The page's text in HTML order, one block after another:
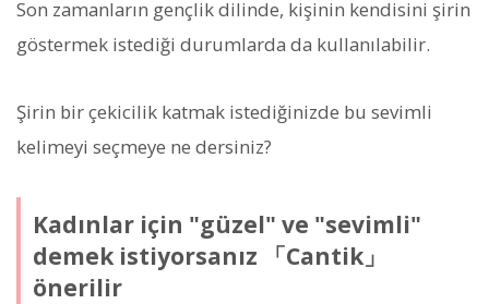
Son zamanların gençlik dilinde, kişinin kendisini şirin
göstermek istediği durumlarda da kullanılabilir.
Şirin bir çekicilik katmak istediğinizde bu sevimli
kelimeyi seçmeye ne dersiniz?
Kadınlar için "güzel" ve "sevimli"
demek istiyorsanız 「Cantik」
önerilir